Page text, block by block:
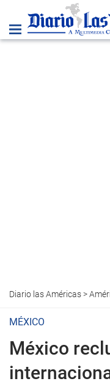
Diario las Américas>
MÉXICO
México